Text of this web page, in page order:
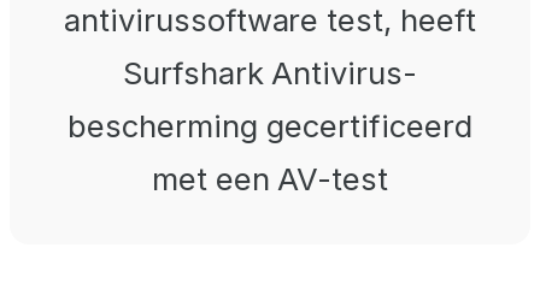
antivirussoftware test, heeft
Surfshark Antivirus-
bescherming gecertificeerd
met een AV-test